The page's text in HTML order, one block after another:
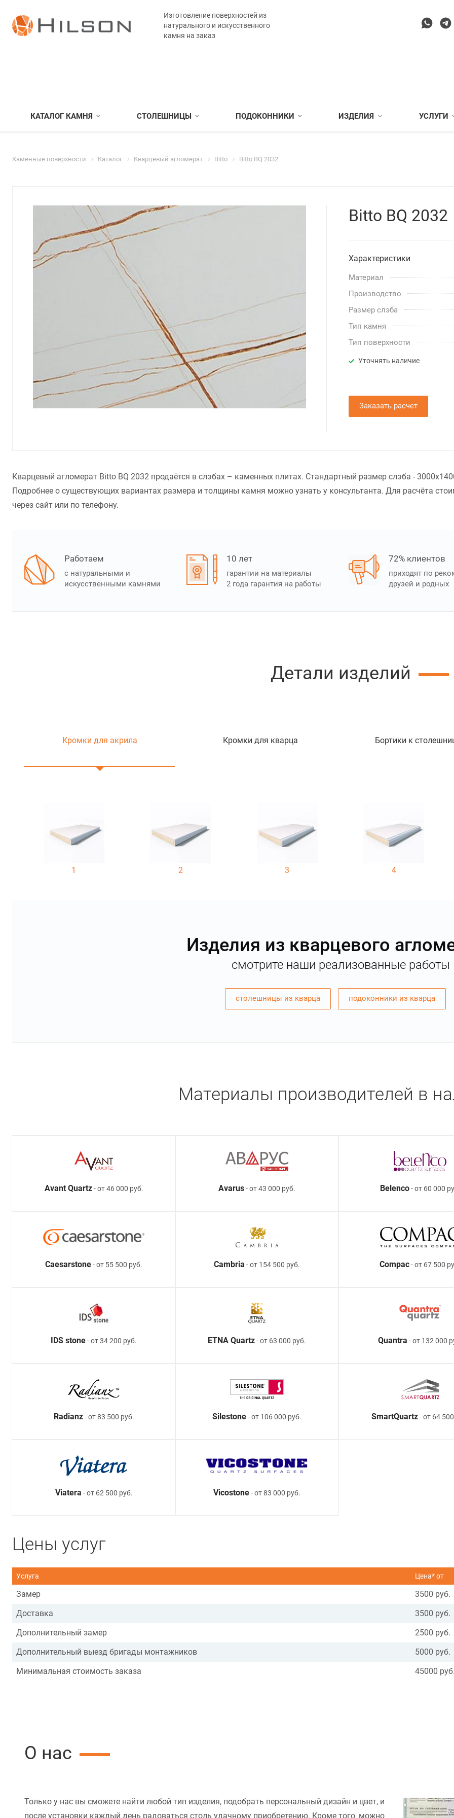
Изготовление поверхностей из
натурального и искусственного
камня на заказ
КАТАЛОГ КАМНЯ СТОЛЕШНИЦЫ ПОДОКОННИКИ ИЗДЕЛИЯ УСЛУГИ
Каменные поверхности Каталог Кварцевый агломерат Bitto Bitto BQ 2032
Bitto BQ 2032
Характеристики
Материал
Производство
Размер слэба
Тип камня
Тип поверхности
Уточнять наличие
Заказать расчет
Кварцевый агломерат Bitto BQ 2032 продаётся в слэбах – каменных плитах. Стандартный размер слэба -
Подробнее о существующих вариантах размера и толщины камня можно узнать у консультанта. Для расчёта
через сайт или по телефону.
Работаем
с натуральными и
искусственными камнями
10 лет
гарантии на материалы
2 года гарантия на работы
72% клиентов
приходят по
друзей и родных
Детали изделий
Кромки для акрила Кромки для кварца Бортики к
1 2 3 4
Изделия из кварцевого
смотрите наши реализованные работы
столешницы из кварца подоконники из кварца
Материалы производителей в
Avant Quartz- от 46 000 руб. Avarus- от 43 000 руб. Belenco- от 60 000
Caesarstone- от 55 500 руб. Cambria - от 154 500 руб. Compac- от 67 500
IDS stone- от 34 200 руб. ETNA Quartz- от 63 000 руб. Quantra - от 132 000
Radianz- от 83 500 руб. Silestone- от 106 000 руб. SmartQuartz- от 64
Viatera - от 62 500 руб. Vicostone- от 83 000 руб.
Цены услуг
Услуга Цена* от
Замер 3500 руб.
Доставка
3500 руб.
Дополнительный замер
2500 руб.
Дополнительный выезд бригады монтажников
5000 руб.
Минимальная стоимость заказа
45000 руб.
О нас
Только у нас вы сможете найти любой тип изделия, подобрать персональный дизайн и цвет, и
после установки каждый день радоваться столь удачному приобретению. Кроме того, можно